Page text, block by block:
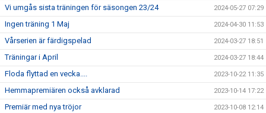
Vi umgås sista träningen för säsongen 23/24 2024-05-27 07:29
Ingen träning 1 Maj 2024-04-30 11:53
Vårserien är färdigspelad 2024-03-27 18:51
Träningar i April 2024-03-27 18:44
Floda flyttad en vecka.... 2023-10-22 11:35
Hemmapremiären också avklarad 2023-10-14 17:22
Premiär med nya tröjor 2023-10-08 12:14